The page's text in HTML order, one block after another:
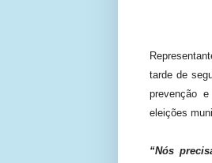
tarde de
prevenção
eleições
“Nós